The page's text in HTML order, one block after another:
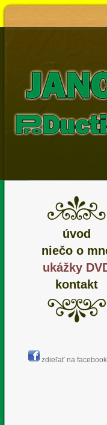
úvod
niečo o
ukážky
kontakt
zdieľať na